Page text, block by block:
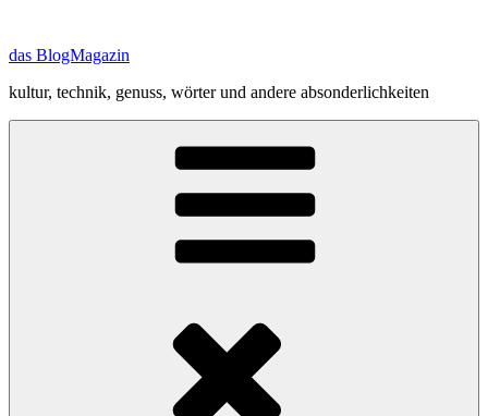
springen
das BlogMagazin
kultur, technik, genuss, wörter und andere absonderlichkeiten